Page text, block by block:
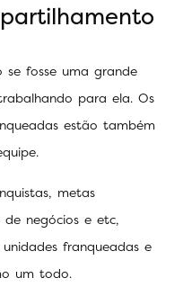
se fosse uma grande
para ela. Os
estão também
metas
de negócios e etc,
franqueadas e
um todo.